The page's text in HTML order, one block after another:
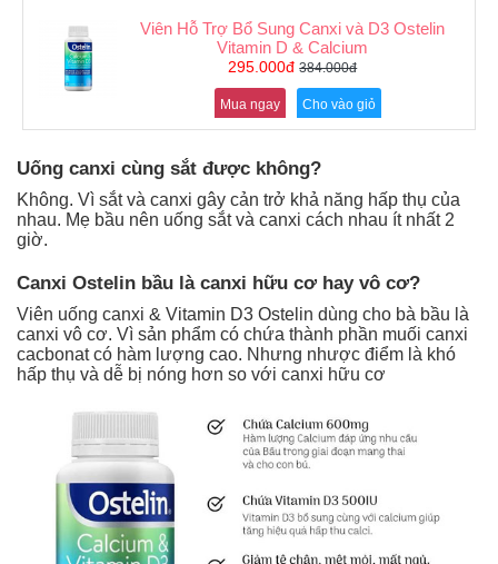
Viên Hỗ Trợ Bổ Sung Canxi và D3 Ostelin
Vitamin D & Calcium
295.000đ384.000đ
Mua ngay Cho vào giỏ
Uống canxi cùng sắt được không?
Không. Vì sắt và canxi gây cản trở khả năng hấp thụ của
nhau. Mẹ bầu nên uống sắt và canxi cách nhau ít nhất 2
giờ.
Canxi Ostelin bầu là canxi hữu cơ hay vô cơ?
Viên uống canxi & Vitamin D3 Ostelin dùng cho bà bầu là
canxi vô cơ. Vì sản phẩm có chứa thành phần muối canxi
cacbonat có hàm lượng cao. Nhưng nhược điểm là khó
hấp thụ và dễ bị nóng hơn so với canxi hữu cơ